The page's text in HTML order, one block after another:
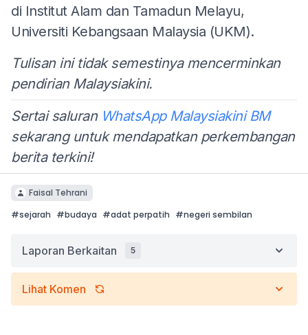
di Institut Alam dan Tamadun Melayu,
Universiti Kebangsaan Malaysia (UKM).
Tulisan ini tidak semestinya mencerminkan
pendirian Malaysiakini.
Sertai saluran WhatsApp Malaysiakini BM
sekarang untuk mendapatkan perkembangan
berita terkini!
Faisal Tehrani
#sejarah #budaya #adat perpatih #negeri sembilan
Laporan Berkaitan 5
Lihat Komen